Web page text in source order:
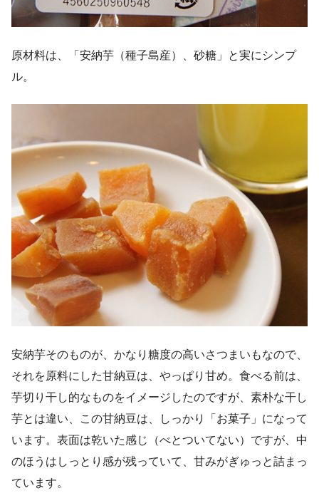
原材料は、「安納芋（種子島産）、砂糖」と実にシンプ
ル。
安納芋そのものが、かなり糖度の高いさつまいもなので、
それを原料にした甘納豆は、やっぱり甘め。食べる前は、
芋切り干し的なものをイメージしたのですが、素朴な干し
芋とは違い、この甘納豆は、しっかり「お菓子」になって
います。表面は乾いた感じ（べとついてない）ですが、中
のほうはしっとり感が残っていて、甘みがぎゅっと詰まっ
ています。